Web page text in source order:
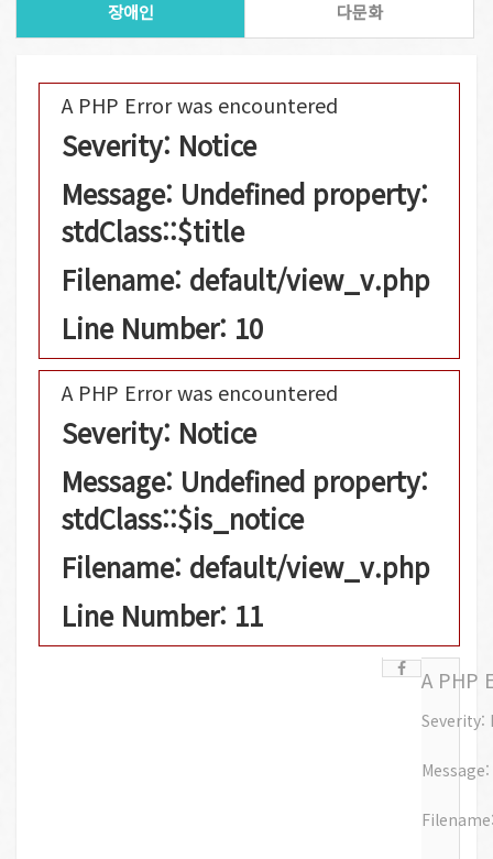
장애인 다문화
A PHP Error was encountered
Severity: Notice
Message: Undefined property:
stdClass::$title
Filename: default/view_v.php
Line Number: 10
A PHP Error was encountered
Severity: Notice
Message: Undefined property:
stdClass::$is_notice
Filename: default/view_v.php
Line Number: 11
A PHP
Severity: